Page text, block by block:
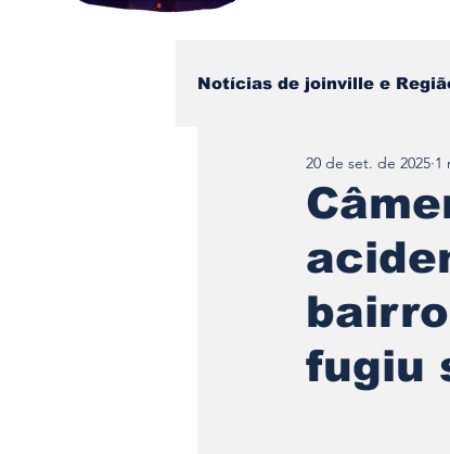
Notícias de joinville e
Tempo\clima
fugiu
20 de set. de 2025 1